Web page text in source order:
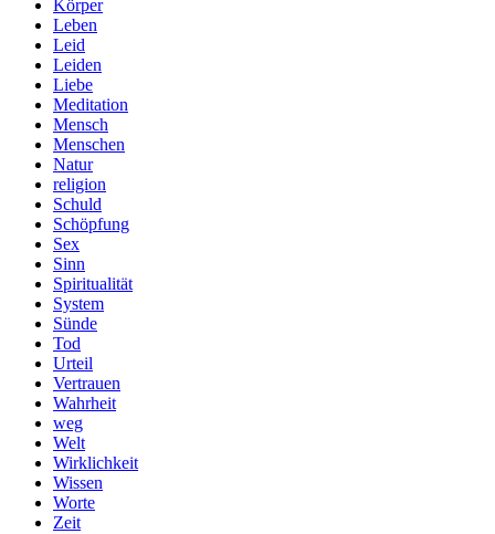
Körper
Leben
Leid
Leiden
Liebe
Meditation
Mensch
Menschen
Natur
religion
Schuld
Schöpfung
Sex
Sinn
Spiritualität
System
Sünde
Tod
Urteil
Vertrauen
Wahrheit
weg
Welt
Wirklichkeit
Wissen
Worte
Zeit